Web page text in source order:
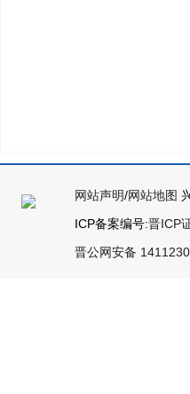
网站声明/网站地图
ICP备案编号:晋ICP
晋公网安备